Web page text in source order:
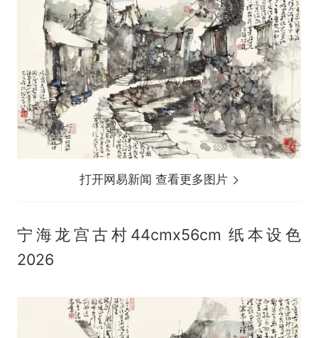
打开网易新闻 查看更多图片
宁海龙宫古村44cmx56cm 纸本设色
2026